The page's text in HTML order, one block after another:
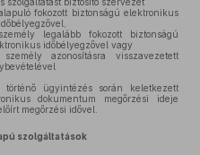
fokozott biztonságú elektronikus
legalább fokozott biztonságú
időbélyegzővel vagy
azonosításra visszavezetett
történő ügyintézés során keletkezett
dokumentum megőrzési ideje
megőrzési idővel.
szolgáltatások